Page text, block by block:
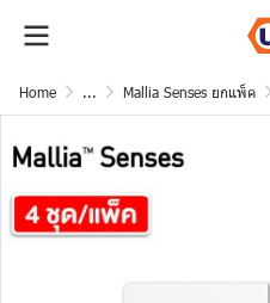
Home ... Mallia Senses ยกแพ็ค